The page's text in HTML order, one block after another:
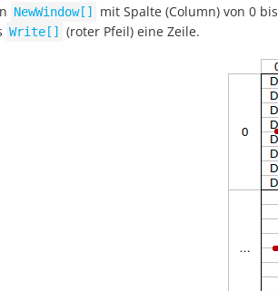
NewWindow[]
mit Spalte (Column) von 0
Write[] (roter Pfeil) eine Zeile.